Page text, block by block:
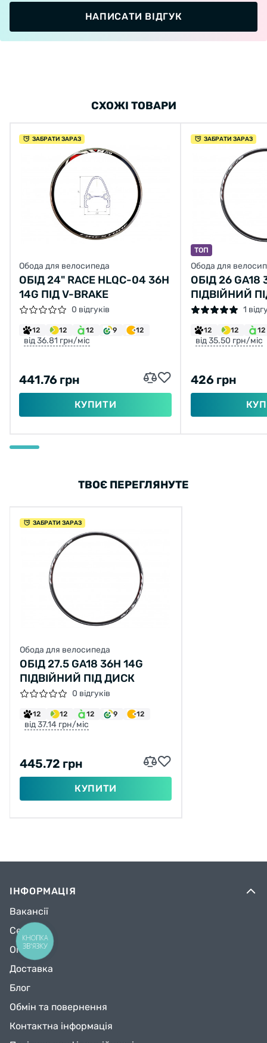
НАПИСАТИ ВІДГУК
СХОЖІ ТОВАРИ
ЗАБРАТИ ЗАРАЗ
Обода для велосипеда
ОБІД 24" RACE HLQC-04 36H
14G ПІД V-BRAKE
0 відгуків
12 12 12 9 12
від 36.81 грн/міс
441.76 грн
КУПИТИ
ЗАБРАТИ ЗАРАЗ
ТОП
Обода для
ОБІД 26 GA18
ПІДВІЙНИЙ
1
12 12 12
від 35.50 грн/міс
426 грн
ТВОЄ ПЕРЕГЛЯНУТЕ
ЗАБРАТИ ЗАРАЗ
Обода для велосипеда
ОБІД 27.5 GA18 36H 14G
ПІДВІЙНИЙ ПІД ДИСК
0 відгуків
12 12 12 9 12
від 37.14 грн/міс
445.72 грн
КУПИТИ
ІНФОРМАЦІЯ
Вакансії
Сервіс
Оплата
Доставка
Блог
Обмін та повернення
Контактна інформація
КНОПКА
ЗВ'ЯЗКУ